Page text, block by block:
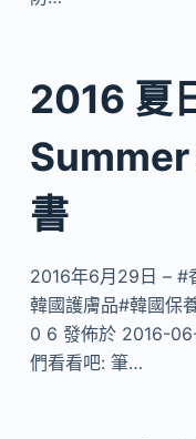
2016 夏
書
2016年6月29日 – #
韓國護膚品#韓國保
0 6 發佈於 2016-
們看看吧: 筆…